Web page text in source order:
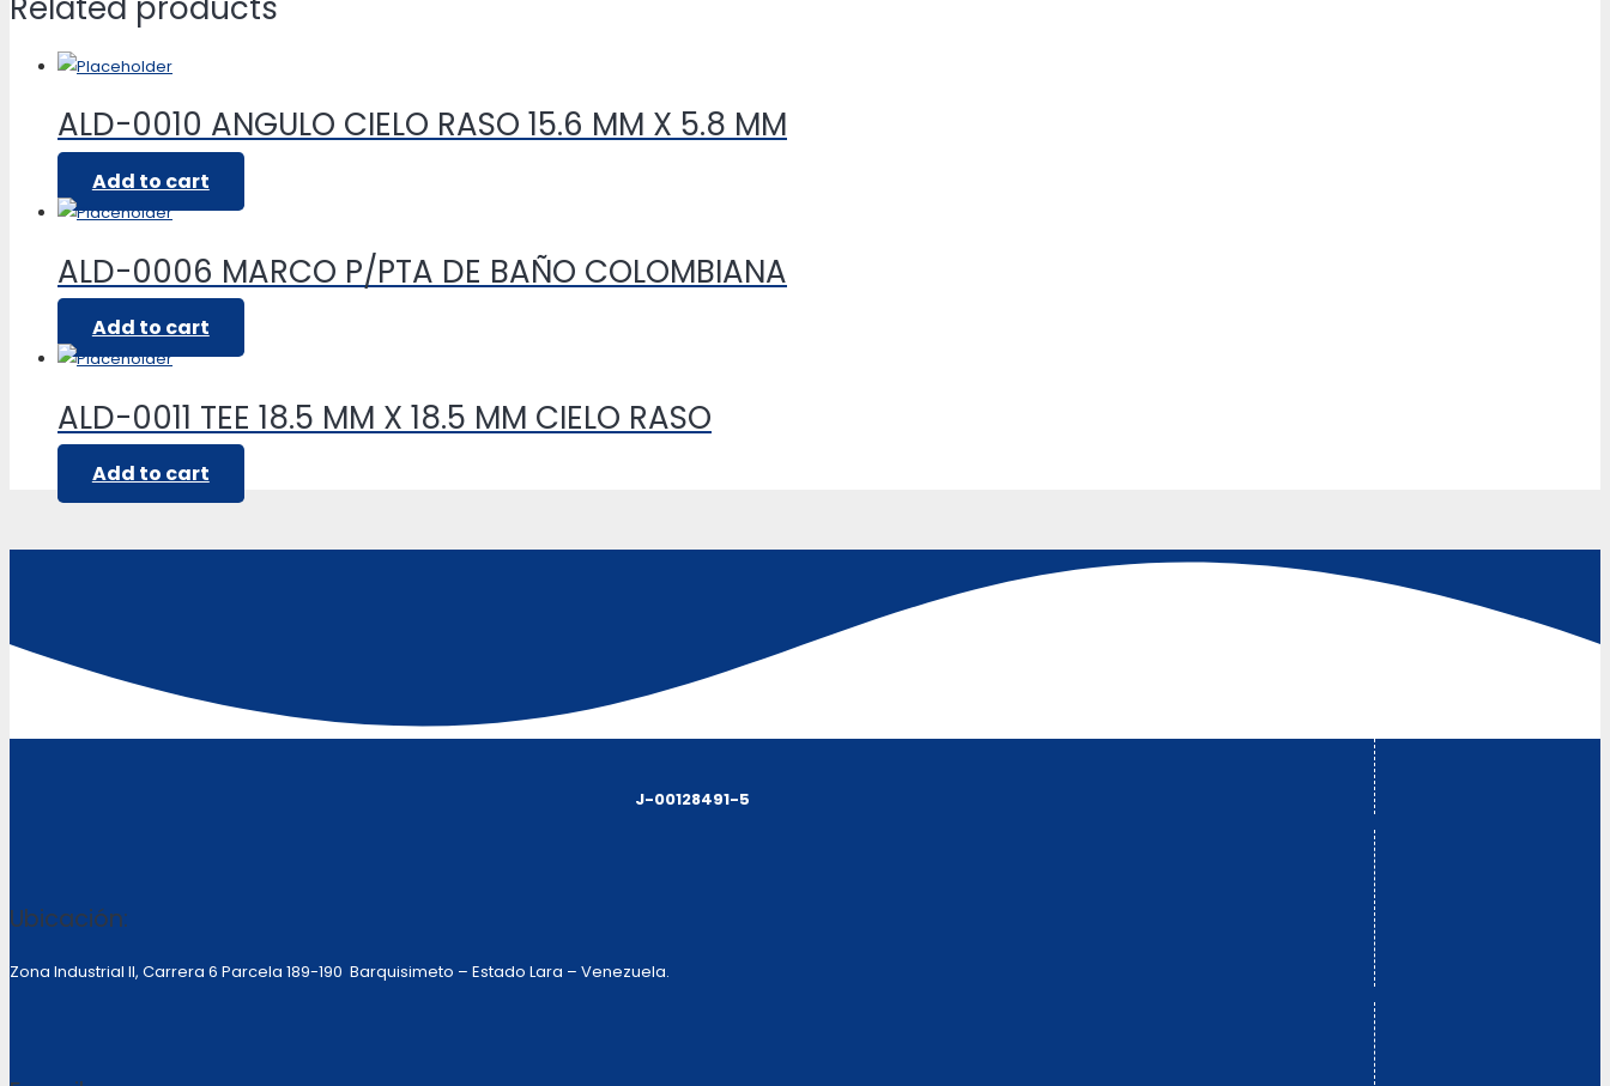
Related products
ALD-0010 ANGULO CIELO RASO 15.6 MM X 5.8 MM
Add to cart
ALD-0006 MARCO P/PTA DE BAÑO COLOMBIANA
Add to cart
ALD-0011 TEE 18.5 MM X 18.5 MM CIELO RASO
Add to cart
J-00128491-5
Ubicación:
Zona Industrial II, Carrera 6 Parcela 189-190 Barquisimeto – Estado Lara – Venezuela.